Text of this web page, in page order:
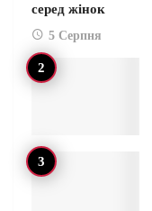
серед жінок
5 Серпня